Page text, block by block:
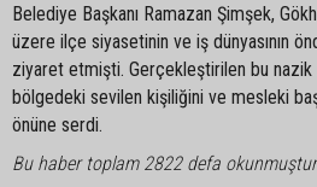
Belediye Başkanı Ramazan Şimşek,
üzere ilçe siyasetinin ve iş dünyasının
ziyaret etmişti. Gerçekleştirilen bu nazik
bölgedeki sevilen kişiliğini ve mesleki
önüne serdi.
Bu haber toplam 2822 defa okunmuştur